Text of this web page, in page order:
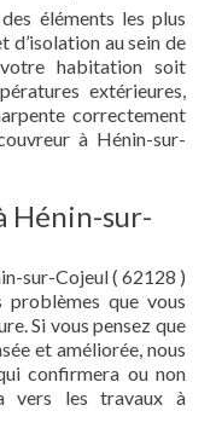
éléments les plus
d’isolation au sein de
habitation soit
extérieures,
correctement
à Hénin-sur-
Hénin-sur-
sur-Cojeul ( 62128 )
que vous
Si vous pensez que
et améliorée, nous
confirmera ou non
vers les travaux à